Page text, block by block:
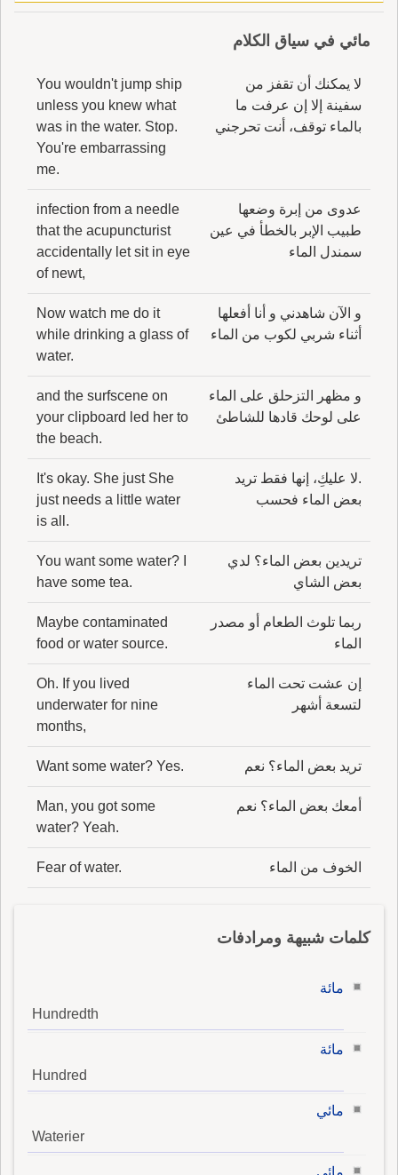
مائي في سياق الكلام
لا يمكنك أن تقفز من
سفينة إلا إن عرفت ما
بالماء توقف، أنت تحرجني
You wouldn't jump ship
unless you knew what
was in the water. Stop.
You're embarrassing
me.
عدوى من إبرة وضعها
طبيب الإبر بالخطأ في عين
سمندل الماء
infection from a needle
that the acupuncturist
accidentally let sit in eye
of newt,
و الآن شاهدني و أنا أفعلها
أثناء شربي لكوب من الماء
Now watch me do it
while drinking a glass of
water.
و مظهر التزحلق على الماء
على لوحك قادها للشاطئ
and the surfscene on
your clipboard led her to
the beach.
.لا عليكِ، إنها فقط تريد
بعض الماء فحسب
It's okay. She just She
just needs a little water
is all.
تريدين بعض الماء؟ لدي
بعض الشاي
You want some water? I
have some tea.
ربما تلوث الطعام أو مصدر
الماء
Maybe contaminated
food or water source.
إن عشت تحت الماء
لتسعة أشهر
Oh. If you lived
underwater for nine
months,
تريد بعض الماء؟ نعم Want some water? Yes.
أمعك بعض الماء؟ نعم
Man, you got some
water? Yeah.
الخوف من الماء Fear of water.
كلمات شبيهة ومرادفات
مائة
Hundredth
مائة
Hundred
مائي
Waterier